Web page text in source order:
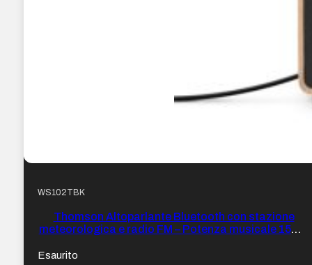
WS102TBK
Thomson Altoparlante Bluetooth con stazione
meteorologica e radio FM – Potenza musicale 15W –
Esaurito